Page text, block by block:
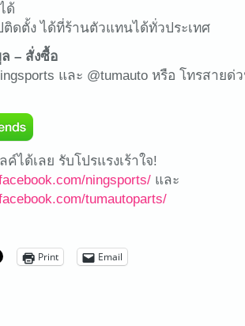
ด้
ดตั้ง ได้ที่ร้านตัวแทนได้ทั่วประเทศ
– สั่งซื้อ
และ @tumauto หรือ โทรสายด่
ค์ได้เลย รับโปรแรงเร้าใจ!
ningsports/ และ
tumautoparts/
Print Email